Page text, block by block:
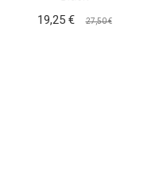
19,25 €
27,50 €